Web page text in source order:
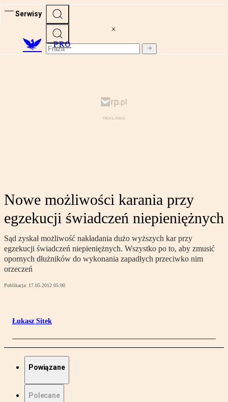
Serwisy
PRO
Nowe możliwości karania przy
egzekucji świadczeń niepieniężnych
Sąd zyskał możliwość nakładania dużo wyższych kar przy
egzekucji świadczeń niepieniężnych. Wszystko po to, aby zmusić
opornych dłużników do wykonania zapadłych przeciwko nim
orzeczeń
Publikacja: 17.05.2012 05:00
Łukasz Sitek
Powiązane
Polecane